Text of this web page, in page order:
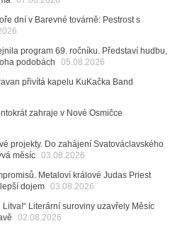
vstupenek
nabídne Olympic, Langerovou i
nově zaplatí už jen pomocí čipů
vydala nové EP Plamen
naši show
AUDIO
dní v Barevné továrně: Pestrost s
program 69. ročníku. Představí hudbu,
podobách
05.08.2026
přivítá kapelu KuKačka Band
zahraje v Nové Osmičce
projekty. Do zahájení Svatováclavského
měsíc 03.08.2026
Metaloví králové Judas Priest
dojem 03.08.2026
Litva!“ Literární suroviny uzavřely Měsíc
02.08.2026